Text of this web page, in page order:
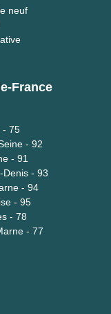
neuf
France
- 75
- 92
- 91
Denis - 93
- 94
- 95
- 78
- 77